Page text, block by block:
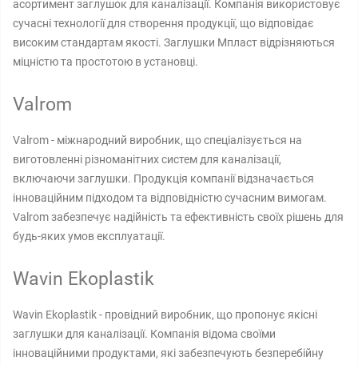
асортимент заглушок для каналізації. Компанія використовує
сучасні технології для створення продукції, що відповідає
високим стандартам якості. Заглушки Мпласт відрізняються
міцністю та простотою в установці.
Valrom
Valrom - міжнародний виробник, що спеціалізується на
виготовленні різноманітних систем для каналізації,
включаючи заглушки. Продукція компанії відзначається
інноваційним підходом та відповідністю сучасним вимогам.
Valrom забезпечує надійність та ефективність своїх рішень для
будь-яких умов експлуатації.
Wavin Ekoplastik
Wavin Ekoplastik - провідний виробник, що пропонує якісні
заглушки для каналізації. Компанія відома своїми
інноваційними продуктами, які забезпечують безперебійну